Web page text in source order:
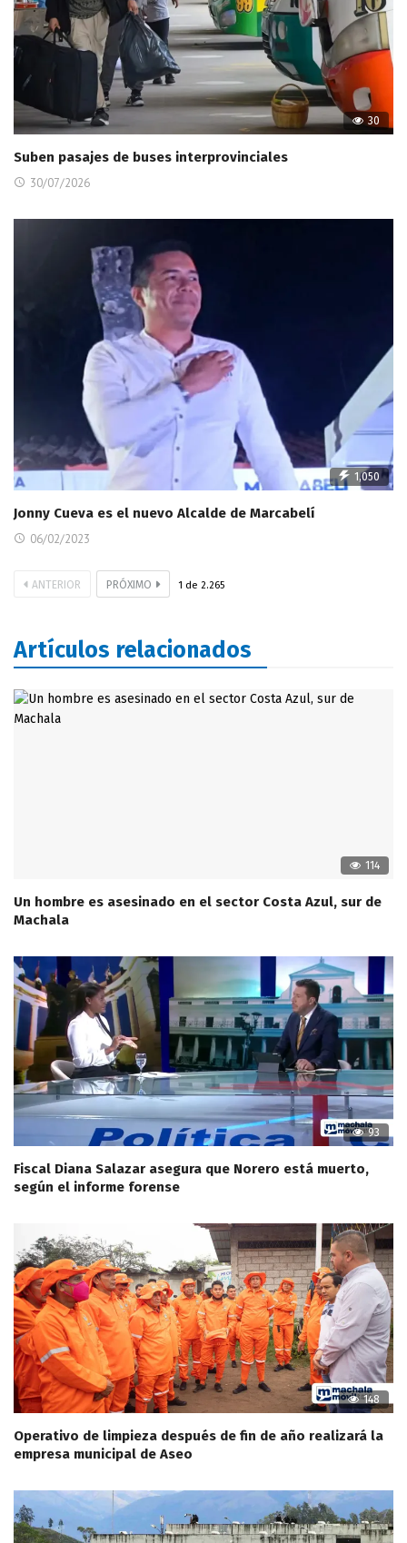
30
Suben pasajes de buses interprovinciales
30/07/2026
1,050
Jonny Cueva es el nuevo Alcalde de Marcabelí
06/02/2023
ANTERIOR PRÓXIMO 1 de 2.265
Artículos relacionados
114
Un hombre es asesinado en el sector Costa Azul, sur de
Machala
93
Fiscal Diana Salazar asegura que Norero está muerto,
según el informe forense
148
Operativo de limpieza después de fin de año realizará la
empresa municipal de Aseo